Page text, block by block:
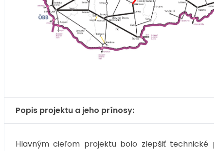
Popis projektu a jeho prínosy:
Hlavným cieľom projektu bolo zlepšiť technické